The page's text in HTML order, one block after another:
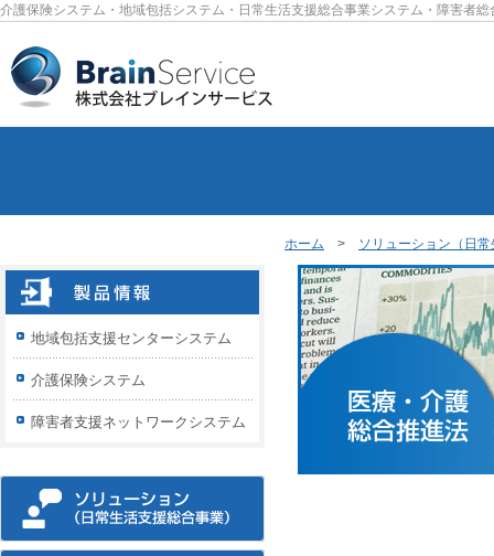
介護保険システム・地域包括システム・日常生活支援総合事業システム・障害者総
ホーム > ソリューション（日
地域包括支援センターシステム
介護保険システム
障害者支援ネットワークシステム